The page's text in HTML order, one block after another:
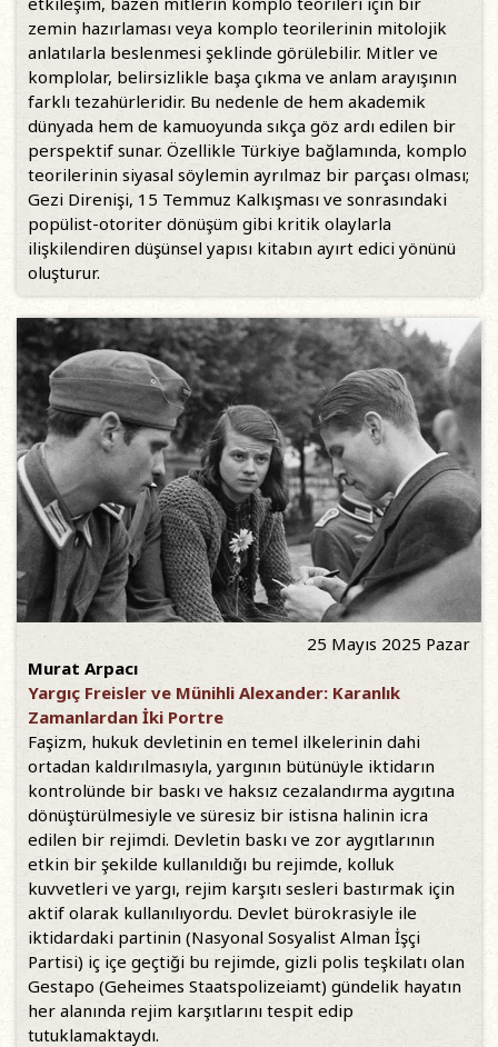
zemin hazırlaması veya komplo teorilerinin mitolojik
anlatılarla beslenmesi şeklinde görülebilir. Mitler ve
komplolar, belirsizlikle başa çıkma ve anlam arayışının
farklı tezahürleridir. Bu nedenle de hem akademik
dünyada hem de kamuoyunda sıkça göz ardı edilen bir
perspektif sunar. Özellikle Türkiye bağlamında, komplo
teorilerinin siyasal söylemin ayrılmaz bir parçası olması;
Gezi Direnişi, 15 Temmuz Kalkışması ve sonrasındaki
popülist-otoriter dönüşüm gibi kritik olaylarla
ilişkilendiren düşünsel yapısı kitabın ayırt edici yönünü
oluşturur.
25 Mayıs 2025 Pazar
Murat Arpacı
Yargıç Freisler ve Münihli Alexander: Karanlık
Zamanlardan İki Portre
Faşizm, hukuk devletinin en temel ilkelerinin dahi
ortadan kaldırılmasıyla, yargının bütünüyle iktidarın
kontrolünde bir baskı ve haksız cezalandırma aygıtına
dönüştürülmesiyle ve süresiz bir istisna halinin icra
edilen bir rejimdi. Devletin baskı ve zor aygıtlarının
etkin bir şekilde kullanıldığı bu rejimde, kolluk
kuvvetleri ve yargı, rejim karşıtı sesleri bastırmak için
aktif olarak kullanılıyordu. Devlet bürokrasiyle ile
iktidardaki partinin (Nasyonal Sosyalist Alman İşçi
Partisi) iç içe geçtiği bu rejimde, gizli polis teşkilatı olan
Gestapo (Geheimes Staatspolizeiamt) gündelik hayatın
her alanında rejim karşıtlarını tespit edip
tutuklamaktaydı.